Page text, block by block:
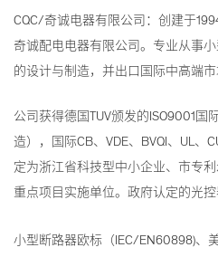
CQC/奇诚电器有限公司：创建于
奇诚配电电器有限公司。专业从事
的设计与制造，并出口国际中高端市
公司获得德国TUV颁发的ISO9001国
造），国际CB、VDE、BVQI、UL、
定为浙江省科技型中小企业、市专
重点项目实施单位。政府认定的光控
小型断路器欧标（IEC/EN60898)、